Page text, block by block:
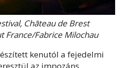
Chāteau de Brest
France/Fabrice Milochau
kenutól a fejedelmi
az impozáns